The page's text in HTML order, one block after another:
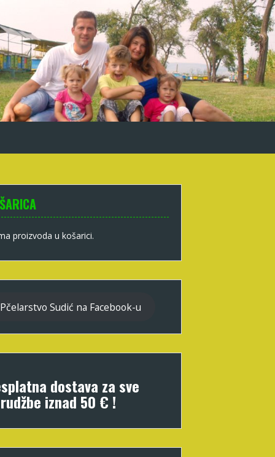
proizvoda u košarici.
Pčelarstvo Sudić na Facebook-u
dostava za sve
iznad 50 € !